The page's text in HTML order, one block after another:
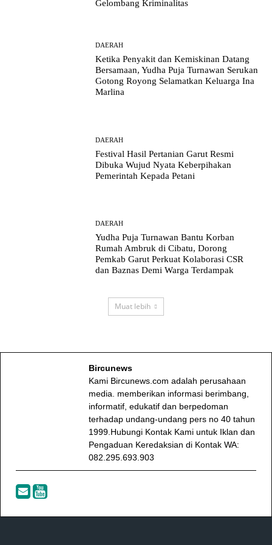
Gelombang Kriminalitas
DAERAH
Ketika Penyakit dan Kemiskinan Datang
Bersamaan, Yudha Puja Turnawan Serukan
Gotong Royong Selamatkan Keluarga Ina
Marlina
DAERAH
Festival Hasil Pertanian Garut Resmi
Dibuka Wujud Nyata Keberpihakan
Pemerintah Kepada Petani
DAERAH
Yudha Puja Turnawan Bantu Korban
Rumah Ambruk di Cibatu, Dorong
Pemkab Garut Perkuat Kolaborasi CSR
dan Baznas Demi Warga Terdampak
Muat lebih
Bircunews
Kami Bircunews.com adalah perusahaan
media. memberikan informasi berimbang,
informatif, edukatif dan berpedoman
terhadap undang-undang pers no 40 tahun
1999.Hubungi Kontak Kami untuk Iklan dan
Pengaduan Keredaksian di Kontak WA:
082.295.693.903